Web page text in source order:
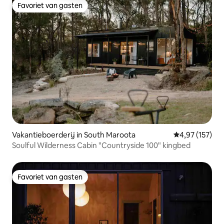
Favoriet van gasten
Favoriet van gasten
Vakantieboerderij in South Maroota Gemiddelde
4,97 (157)
Soulful Wilderness Cabin "Countryside 100" kingbed
Favoriet van gasten
Favoriet van gasten